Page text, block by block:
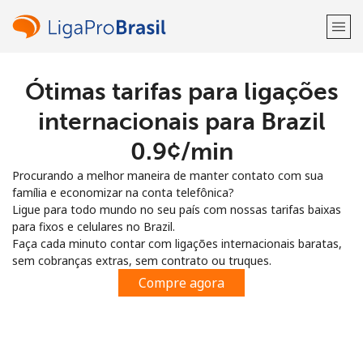
Bem-vindo(a)!
Já tem uma conta?ENTRE →
Entrar com
ou
Ótimas tarifas para ligações
internacionais para Brazil
⁦0.9¢⁩/min
Procurando a melhor maneira de manter contato com sua
família e economizar na conta telefônica?
Ligue para todo mundo no seu país com nossas tarifas baixas
para fixos e celulares no Brazil.
Faça cada minuto contar com ligações internacionais baratas,
sem cobranças extras, sem contrato ou truques.
Compre agora